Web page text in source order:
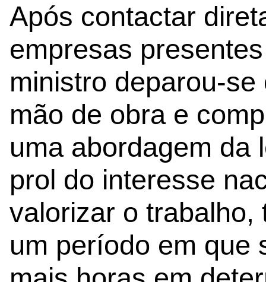
Após contactar
empresas
ministro deparou-
mão de obra e
uma abordagem da
prol do interesse
valorizar o
um período em que